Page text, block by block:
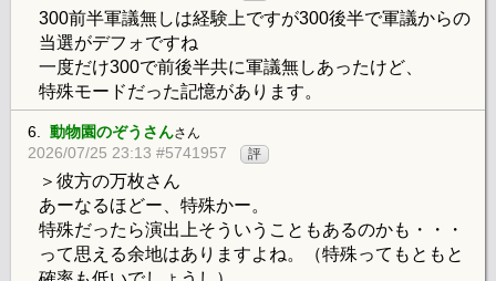
300前半軍議無しは経験上ですが300後半で軍議からの
当選がデフォですね
一度だけ300で前後半共に軍議無しあったけど、
特殊モードだった記憶があります。
6. 動物園のぞうさんさん
2026/07/25 23:13 #5741957 評
＞彼方の万枚さん
あーなるほどー、特殊かー。
特殊だったら演出上そういうこともあるのかも・・・
って思える余地はありますよね。（特殊ってもともと